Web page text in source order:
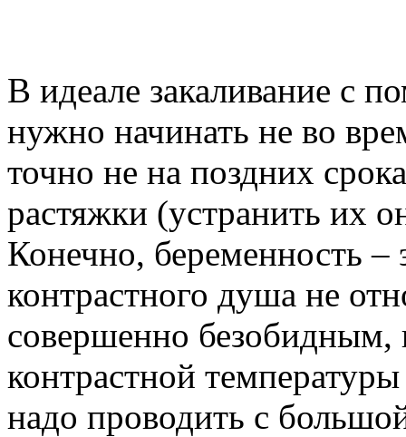
В идеале закаливание с
нужно начинать не во
точно не на поздних
растяжки (устранить их
Конечно, беременность –
контрастного душа не
совершенно безобидным,
контрастной
надо проводить с